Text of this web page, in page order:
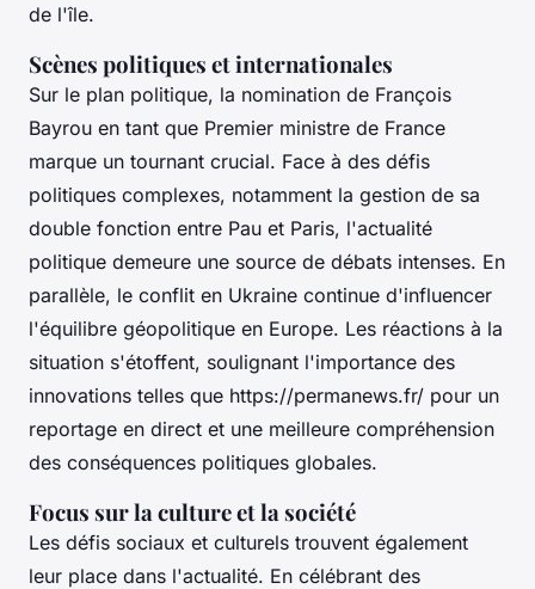
de l'île.
Scènes politiques et internationales
Sur le plan politique, la nomination de François
Bayrou en tant que Premier ministre de France
marque un tournant crucial. Face à des défis
politiques complexes, notamment la gestion de sa
double fonction entre Pau et Paris, l'actualité
politique demeure une source de débats intenses. En
parallèle, le conflit en Ukraine continue d'influencer
l'équilibre géopolitique en Europe. Les réactions à la
situation s'étoffent, soulignant l'importance des
innovations telles que https://permanews.fr/ pour un
reportage en direct et une meilleure compréhension
des conséquences politiques globales.
Focus sur la culture et la société
Les défis sociaux et culturels trouvent également
leur place dans l'actualité. En célébrant des